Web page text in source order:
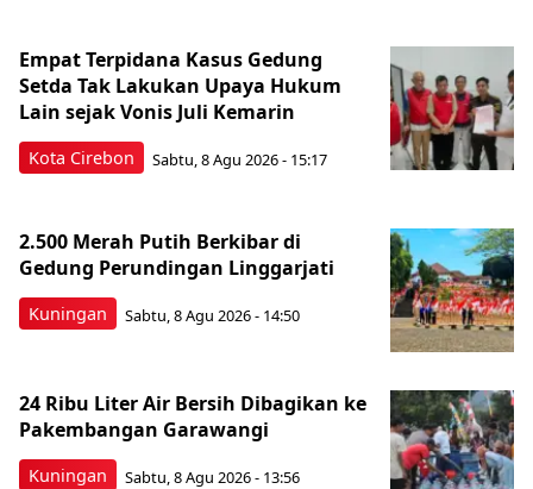
Kota Cirebon
Empat Terpidana Kasus Gedung
Setda Tak Lakukan Upaya Hukum
Lain sejak Vonis Juli Kemarin
Sabtu, 8 Agu 2026 - 15:17
Kuningan
2.500 Merah Putih Berkibar di
Gedung Perundingan Linggarjati
Sabtu, 8 Agu 2026 - 14:50
Kuningan
24 Ribu Liter Air Bersih Dibagikan ke
Pakembangan Garawangi
Sabtu, 8 Agu 2026 - 13:56